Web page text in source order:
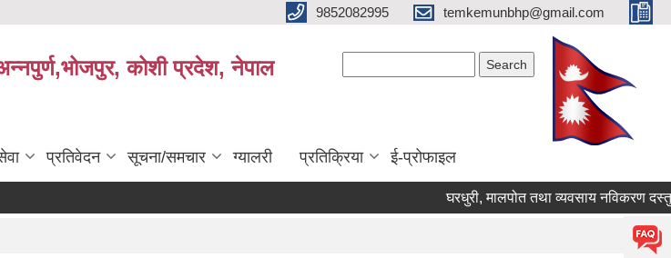
9852082995 temkemunbhp@gmail.com
कोशी प्रदेश, नेपाल
प्रतिवेदन सूचना/समचार ग्यालरी प्रतिक्रिया ई-प्रोफाइल
घरधुरी, मालपोत तथा व्यवसाय नविकरण दस्तुर